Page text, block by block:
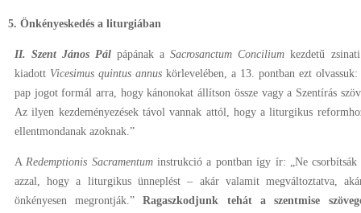
5. Önkényeskedés a liturgiában
II. Szent János Pálpápának aSacrosanctum Conciliumkezdetű
kiadott Vicesimus quintus annuskörlevelében, a 13. pontban ezt
pap jogot formál arra, hogy kánonokat állítson össze vagy a Szentírás
Az ilyen kezdeményezések távol vannak attól, hogy a liturgikus
ellentmondanak azoknak.”
ARedemptionis Sacramentuminstrukció a pontban így ír: „Ne csorbítsák
azzal, hogy a liturgikus ünneplést – akár valamit megváltoztatva,
önkényesen megrontják.”Ragaszkodjunk tehát a szentmise